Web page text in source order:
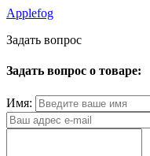
Applefog
Задать вопрос
Задать вопрос о товаре:
Имя: